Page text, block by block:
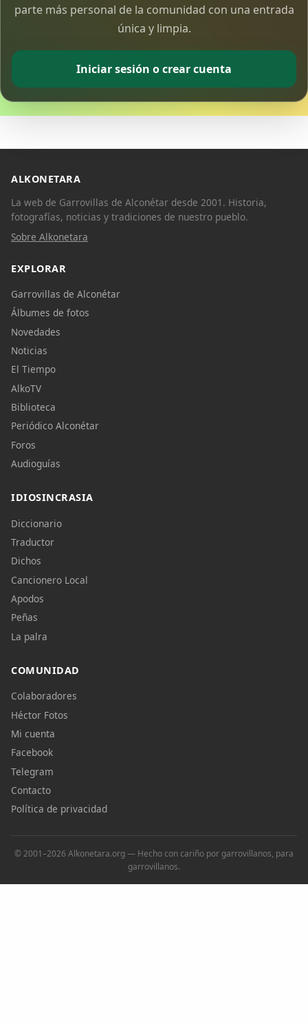
Traductor
Dichos
Apodos
Peñas
Modo oscuro
parte más personal de la comunidad con una entrada
única y limpia.
Iniciar sesión o crear cuenta
Copiar enlace
ALKONETARA
La web de Garrovillas de Alconétar desde 2001. Historia,
fotografías, noticias y tradiciones de nuestro pueblo.
Sobre Alkonetara
EXPLORAR
Garrovillas de Alconétar
Álbumes de fotos
Novedades
Noticias
El Tiempo
AlkoTV
Biblioteca
Periódico Alconétar
Foros
Audioguías
IDIOSINCRASIA
Diccionario
Traductor
Dichos
Cancionero Local
Apodos
Peñas
La palra
COMUNIDAD
Colaboradores
Héctor Fotos
Mi cuenta
Facebook
Telegram
Contacto
Política de privacidad
© 2001–2026 Alkonetara.org — Hecho con cariño por garrovillanos, para
garrovillanos.